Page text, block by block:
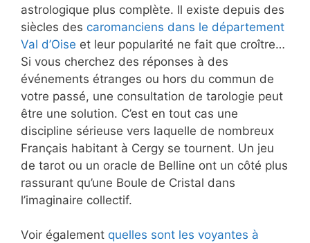
astrologique plus complète. Il existe depuis des
siècles des caromanciens dans le département
Val d’Oise et leur popularité ne fait que croître…
Si vous cherchez des réponses à des
événements étranges ou hors du commun de
votre passé, une consultation de tarologie peut
être une solution. C’est en tout cas une
discipline sérieuse vers laquelle de nombreux
Français habitant à Cergy se tournent. Un jeu
de tarot ou un oracle de Belline ont un côté plus
rassurant qu’une Boule de Cristal dans
l’imaginaire collectif.
Voir également quelles sont les voyantes à